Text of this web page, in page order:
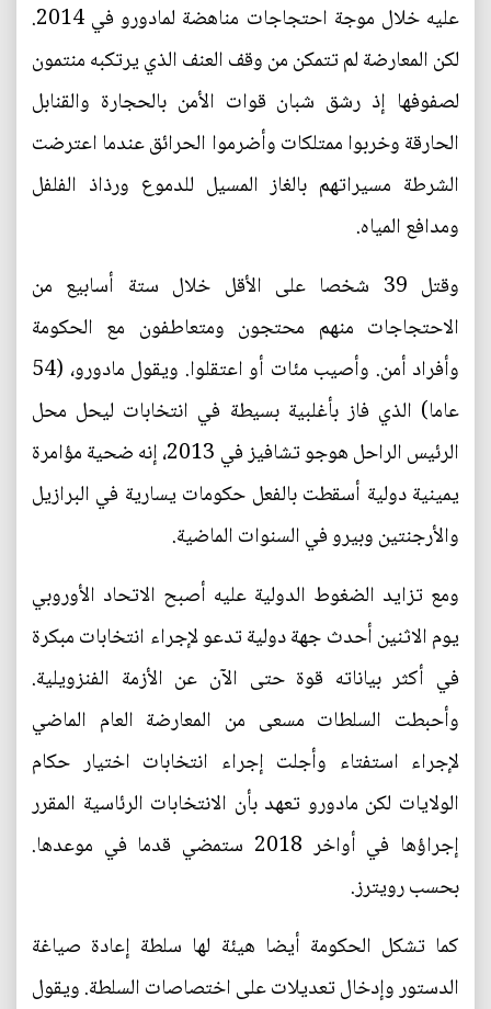
عليه خلال موجة احتجاجات مناهضة لمادورو في 2014.
لكن المعارضة لم تتمكن من وقف العنف الذي يرتكبه منتمون
لصفوفها إذ رشق شبان قوات الأمن بالحجارة والقنابل
الحارقة وخربوا ممتلكات وأضرموا الحرائق عندما اعترضت
الشرطة مسيراتهم بالغاز المسيل للدموع ورذاذ الفلفل
ومدافع المياه.
وقتل 39 شخصا على الأقل خلال ستة أسابيع من
الاحتجاجات منهم محتجون ومتعاطفون مع الحكومة
وأفراد أمن. وأصيب مئات أو اعتقلوا. ويقول مادورو، (54
عاما) الذي فاز بأغلبية بسيطة في انتخابات ليحل محل
الرئيس الراحل هوجو تشافيز في 2013، إنه ضحية مؤامرة
يمينية دولية أسقطت بالفعل حكومات يسارية في البرازيل
والأرجنتين وبيرو في السنوات الماضية.
ومع تزايد الضغوط الدولية عليه أصبح الاتحاد الأوروبي
يوم الاثنين أحدث جهة دولية تدعو لإجراء انتخابات مبكرة
في أكثر بياناته قوة حتى الآن عن الأزمة الفنزويلية.
وأحبطت السلطات مسعى من المعارضة العام الماضي
لإجراء استفتاء وأجلت إجراء انتخابات اختيار حكام
الولايات لكن مادورو تعهد بأن الانتخابات الرئاسية المقرر
إجراؤها في أواخر 2018 ستمضي قدما في موعدها.
بحسب رويترز.
كما تشكل الحكومة أيضا هيئة لها سلطة إعادة صياغة
الدستور وإدخال تعديلات على اختصاصات السلطة. ويقول